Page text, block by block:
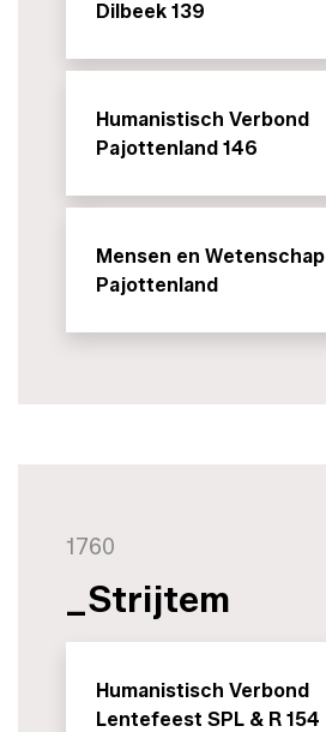
Dilbeek 139
Humanistisch Verbond
Pajottenland 146
Mensen en Wetenschap
Pajottenland
1760
_Strijtem
Humanistisch Verbond
Lentefeest SPL & R 154